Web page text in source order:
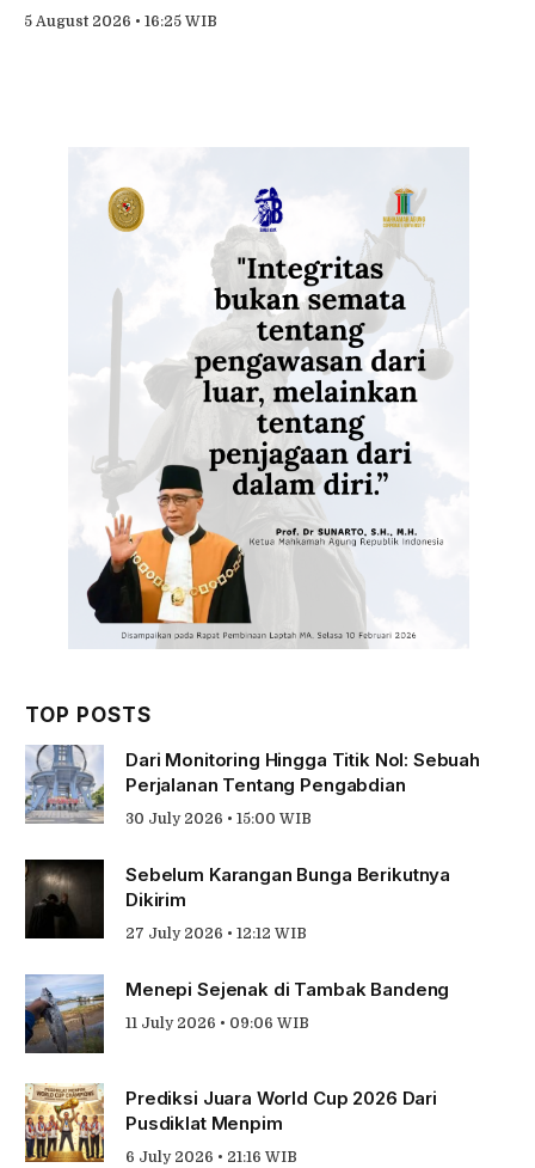
5 August 2026 • 16:25 WIB
TOP POSTS
Dari Monitoring Hingga Titik Nol: Sebuah
Perjalanan Tentang Pengabdian
30 July 2026 • 15:00 WIB
Sebelum Karangan Bunga Berikutnya
Dikirim
27 July 2026 • 12:12 WIB
Menepi Sejenak di Tambak Bandeng
11 July 2026 • 09:06 WIB
Prediksi Juara World Cup 2026 Dari
Pusdiklat Menpim
6 July 2026 • 21:16 WIB